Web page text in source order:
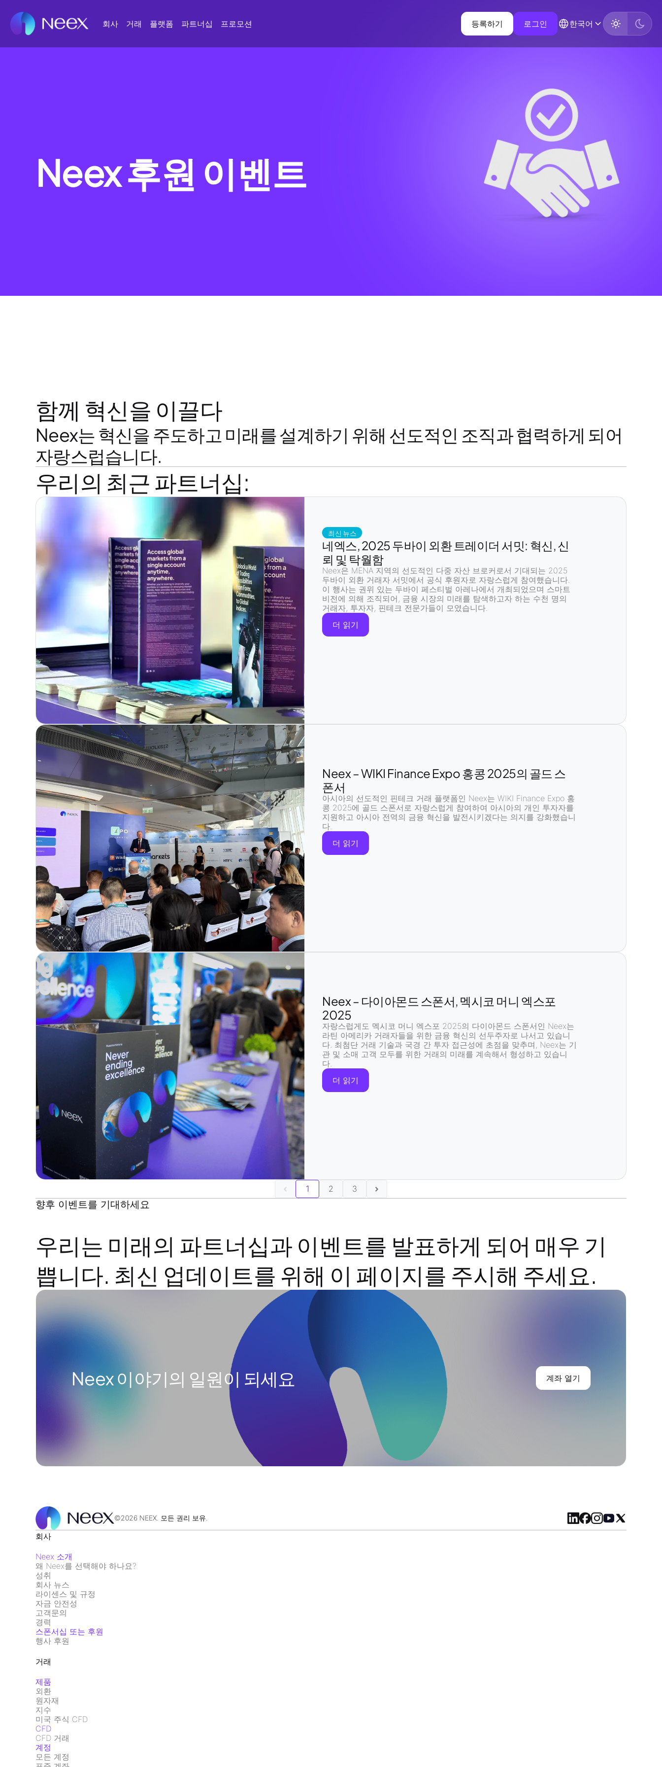
회사 거래 플랫폼 파트너십 프로모션 등록하기 로그인 한국어
Neex 후원 이벤트
함께 혁신을 이끌다
Neex는 혁신을 주도하고 미래를 설계하기 위해 선도적인 조직과 협력하게 되어
자랑스럽습니다.
우리의 최근 파트너십:
최신 뉴스
네엑스, 2025 두바이 외환 트레이더 서밋: 혁신, 신
뢰 및 탁월함
Neex은 MENA 지역의 선도적인 다중 자산 브로커로서 기대되는 2025
두바이 외환 거래자 서밋에서 공식 후원자로 자랑스럽게 참여했습니다.
이 행사는 권위 있는 두바이 페스티벌 아레나에서 개최되었으며 스마트
비전에 의해 조직되어, 금융 시장의 미래를 탐색하고자 하는 수천 명의
거래자, 투자자, 핀테크 전문가들이 모였습니다.
더 읽기
Neex – WIKI Finance Expo 홍콩 2025의 골드 스
폰서
아시아의 선도적인 핀테크 거래 플랫폼인 Neex는 WIKI Finance Expo 홍
콩 2025에 골드 스폰서로 자랑스럽게 참여하여 아시아의 개인 투자자를
지원하고 아시아 전역의 금융 혁신을 발전시키겠다는 의지를 강화했습니
다.
더 읽기
Neex – 다이아몬드 스폰서, 멕시코 머니 엑스포
2025
자랑스럽게도 멕시코 머니 엑스포 2025의 다이아몬드 스폰서인 Neex는
라틴 아메리카 거래자들을 위한 금융 혁신의 선두주자로 나서고 있습니
다. 최첨단 거래 기술과 국경 간 투자 접근성에 초점을 맞추며, Neex는 기
관 및 소매 고객 모두를 위한 거래의 미래를 계속해서 형성하고 있습니
다.
더 읽기
1 2 3
향후 이벤트를 기대하세요
우리는 미래의 파트너십과 이벤트를 발표하게 되어 매우 기
쁩니다. 최신 업데이트를 위해 이 페이지를 주시해 주세요.
Neex 이야기의 일원이 되세요 계좌 열기
©2026 NEEX. 모든 권리 보유.
회사
Neex 소개
왜 Neex를 선택해야 하나요?
성취
회사 뉴스
라이센스 및 규정
자금 안전성
고객문의
경력
스폰서십 또는 후원
행사 후원
거래
제품
외환
원자재
지수
미국 주식 CFD
CFD
CFD 거래
계정
모든 계정